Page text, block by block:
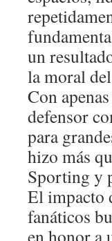
un
la moral
Con
defensor
para
hizo más
Sporting y
El impacto
fanáticos
en honor a